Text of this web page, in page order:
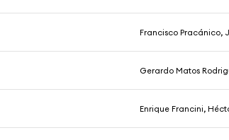
Francisco Pracánico,
Gerardo Matos
Enrique Francini, Héctor